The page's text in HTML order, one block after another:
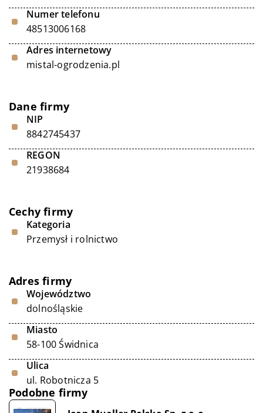
Numer telefonu
48513006168
Adres internetowy
mistal-ogrodzenia.pl
Dane firmy
NIP
8842745437
REGON
21938684
Cechy firmy
Kategoria
Przemysł i rolnictwo
Adres firmy
Województwo
dolnośląskie
Miasto
58-100 Świdnica
Ulica
ul. Robotnicza 5
Podobne firmy